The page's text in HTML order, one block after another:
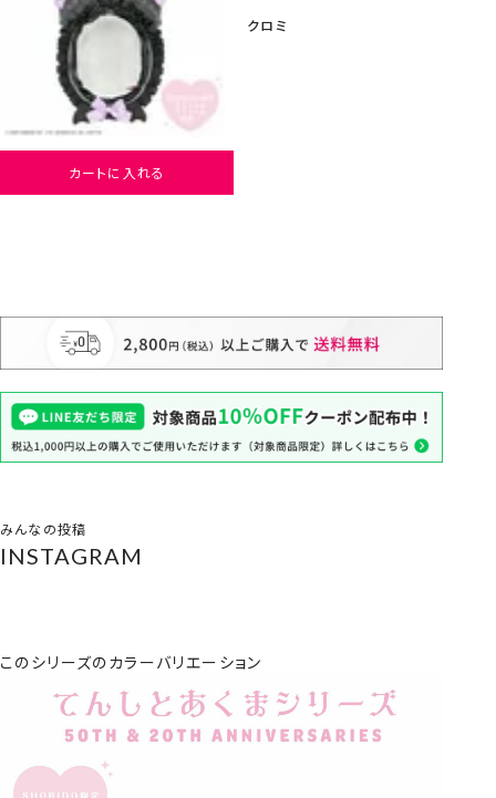
クロミ
カートに入れる
みんなの投稿
INSTAGRAM
このシリーズのカラーバリエーション